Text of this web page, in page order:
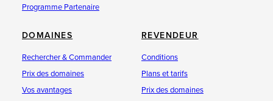
Programme Partenaire
DOMAINES
Rechercher & Commander
Prix des domaines
Vos avantages
REVENDEUR
Conditions
Plans et tarifs
Prix des domaines